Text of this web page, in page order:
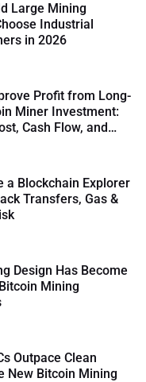
Large Mining
Industrial
in 2026
Profit from Long-
Miner Investment:
Cash Flow, and
a Blockchain Explorer
Transfers, Gas &
Design Has Become
Mining
Outpace Clean
New Bitcoin Mining